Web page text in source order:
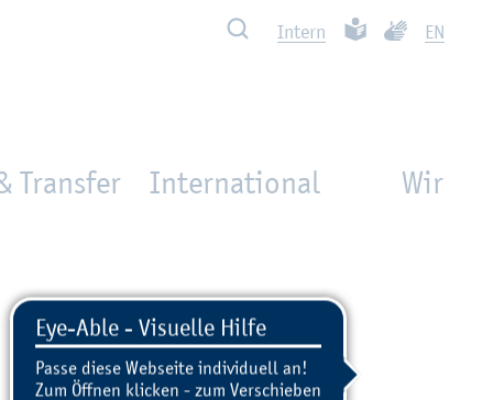
Such­ben In­tern Leich­te Spra­che
EN
Transfer International Wir